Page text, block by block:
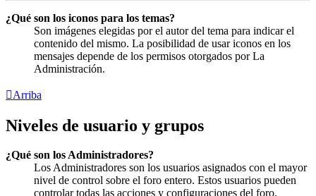
¿Qué son los iconos para los temas?
Son imágenes elegidas por el autor del tema para indicar el
contenido del mismo. La posibilidad de usar iconos en los
mensajes depende de los permisos otorgados por La
Administración.
Arriba
Niveles de usuario y grupos
¿Qué son los Administradores?
Los Administradores son los usuarios asignados con el mayor
nivel de control sobre el foro entero. Estos usuarios pueden
controlar todas las acciones y configuraciones del foro,